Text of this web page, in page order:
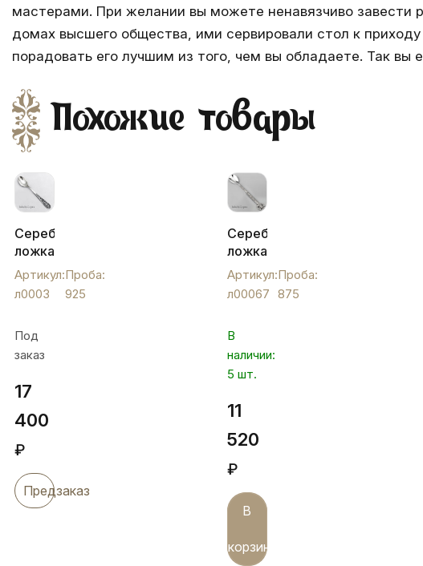
мастерами. При желании вы можете ненавязчиво завести
домах высшего общества, ими сервировали стол к
порадовать его лучшим из того, чем вы обладаете. Так
Похожие товары
Серебряная
ложка
чайная
«Кубачи»,
л0003
Артикул:
л0003
Проба:
925
Под
заказ
17
400
₽
Предзаказ
Серебряная
ложка
с
чайником,
л00067
Артикул:
л00067
Проба:
875
В
наличии:
5 шт.
11
520
₽
В
корзину